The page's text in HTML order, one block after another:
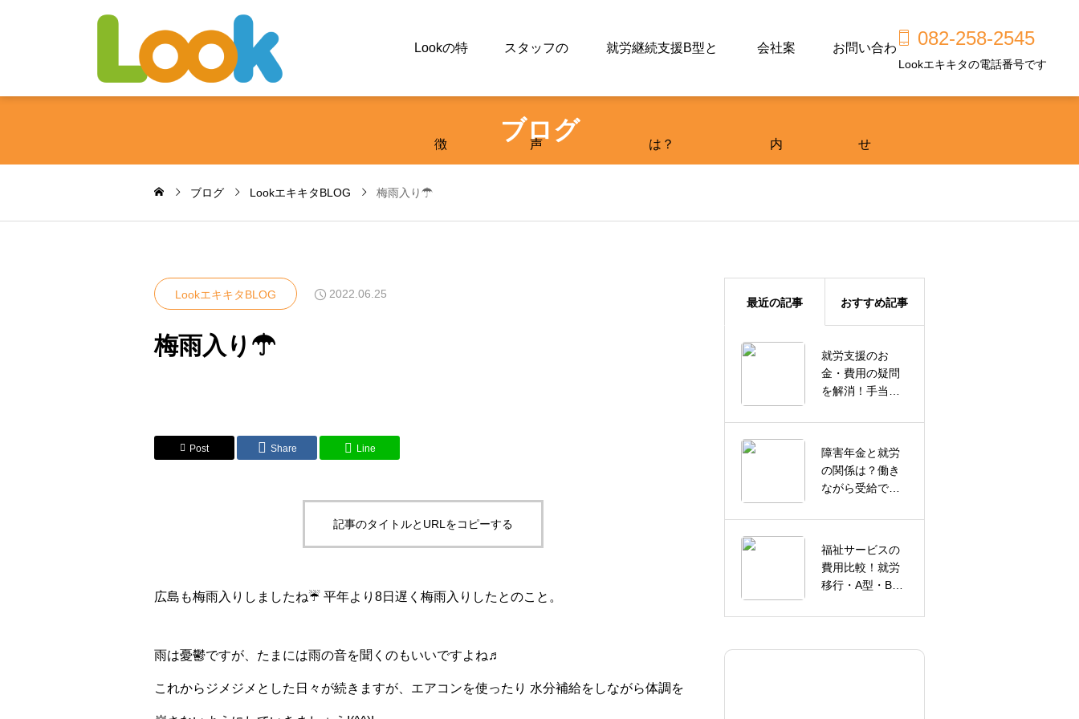
Lookの特
徴
スタッフの
声
就労継続支援B型と
は？
会社案
内
お問い合わ
せ
082-258-2545
Lookエキキタの電話番号です
ブログ
ブログ LookエキキタBLOG 梅雨入り☂
LookエキキタBLOG 2022.06.25
梅雨入り☂
Post Share Line
記事のタイトルとURLをコピーする
広島も梅雨入りしましたね☔ 平年より8日遅く梅雨入りしたとのこと。
雨は憂鬱ですが、たまには雨の音を聞くのもいいですよね♬
これからジメジメとした日々が続きますが、エアコンを使ったり 水分補給をしながら体調を
最近の記事 おすすめ記事
就労支援のお
金・費用の疑問
を解消！手当や
解説
障害年金と就労
の関係は？働き
ながら受給でき
福祉サービスの
費用比較！就労
移行・A型・B型
説
広島市東区で工
賃が高い就労継
続支援B型を探し
Lookエキキタで
選べる多彩な作
業内容
浴衣姿のわんち
ゃん
夏のはじまり